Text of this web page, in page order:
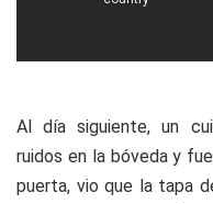
Al día siguiente, un
ruidos en la bóveda y
puerta, vio que la tapa